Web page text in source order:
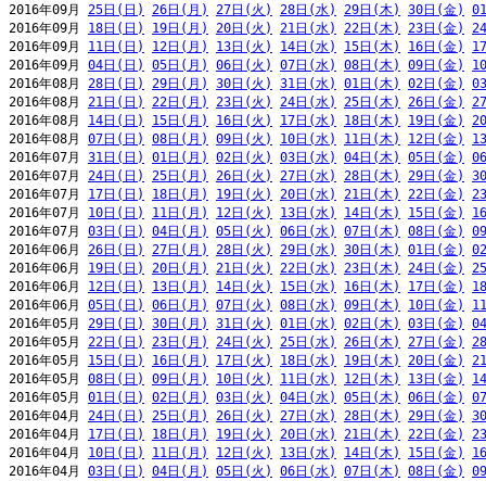
2016年09月 25日(日) 26日(月) 27日(火) 28日(水) 29日(木) 30日(金)
2016年09月 18日(日) 19日(月) 20日(火) 21日(水) 22日(木) 23日(金)
2016年09月 11日(日) 12日(月) 13日(火) 14日(水) 15日(木) 16日(金)
2016年09月 04日(日) 05日(月) 06日(火) 07日(水) 08日(木) 09日(金)
2016年08月 28日(日) 29日(月) 30日(火) 31日(水) 01日(木) 02日(金)
2016年08月 21日(日) 22日(月) 23日(火) 24日(水) 25日(木) 26日(金)
2016年08月 14日(日) 15日(月) 16日(火) 17日(水) 18日(木) 19日(金)
2016年08月 07日(日) 08日(月) 09日(火) 10日(水) 11日(木) 12日(金)
2016年07月 31日(日) 01日(月) 02日(火) 03日(水) 04日(木) 05日(金)
2016年07月 24日(日) 25日(月) 26日(火) 27日(水) 28日(木) 29日(金)
2016年07月 17日(日) 18日(月) 19日(火) 20日(水) 21日(木) 22日(金)
2016年07月 10日(日) 11日(月) 12日(火) 13日(水) 14日(木) 15日(金)
2016年07月 03日(日) 04日(月) 05日(火) 06日(水) 07日(木) 08日(金)
2016年06月 26日(日) 27日(月) 28日(火) 29日(水) 30日(木) 01日(金)
2016年06月 19日(日) 20日(月) 21日(火) 22日(水) 23日(木) 24日(金)
2016年06月 12日(日) 13日(月) 14日(火) 15日(水) 16日(木) 17日(金)
2016年06月 05日(日) 06日(月) 07日(火) 08日(水) 09日(木) 10日(金)
2016年05月 29日(日) 30日(月) 31日(火) 01日(水) 02日(木) 03日(金)
2016年05月 22日(日) 23日(月) 24日(火) 25日(水) 26日(木) 27日(金)
2016年05月 15日(日) 16日(月) 17日(火) 18日(水) 19日(木) 20日(金)
2016年05月 08日(日) 09日(月) 10日(火) 11日(水) 12日(木) 13日(金)
2016年05月 01日(日) 02日(月) 03日(火) 04日(水) 05日(木) 06日(金)
2016年04月 24日(日) 25日(月) 26日(火) 27日(水) 28日(木) 29日(金)
2016年04月 17日(日) 18日(月) 19日(火) 20日(水) 21日(木) 22日(金)
2016年04月 10日(日) 11日(月) 12日(火) 13日(水) 14日(木) 15日(金)
2016年04月 03日(日) 04日(月) 05日(火) 06日(水) 07日(木) 08日(金)